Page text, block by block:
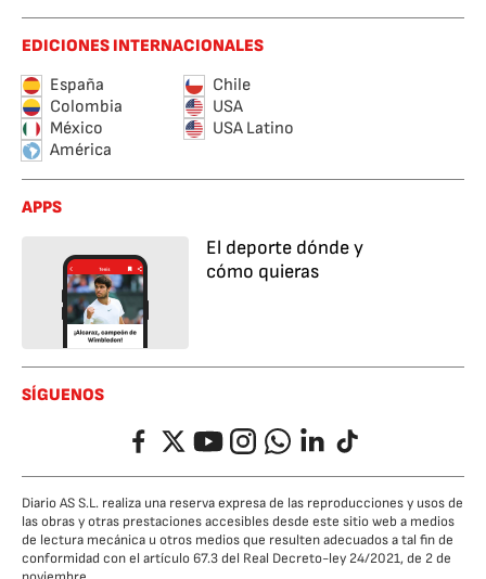
EDICIONES INTERNACIONALES
España
Chile
Colombia
USA
México
USA Latino
América
APPS
El deporte dónde y
cómo quieras
SÍGUENOS
FacebookTwitterYouTubeInstagramWhatsappLinkedIn
TikTok
Diario AS S.L. realiza una reserva expresa de las reproducciones y usos de
las obras y otras prestaciones accesibles desde este sitio web a medios
de lectura mecánica u otros medios que resulten adecuados a tal fin de
conformidad con el artículo 67.3 del Real Decreto-ley 24/2021, de 2 de